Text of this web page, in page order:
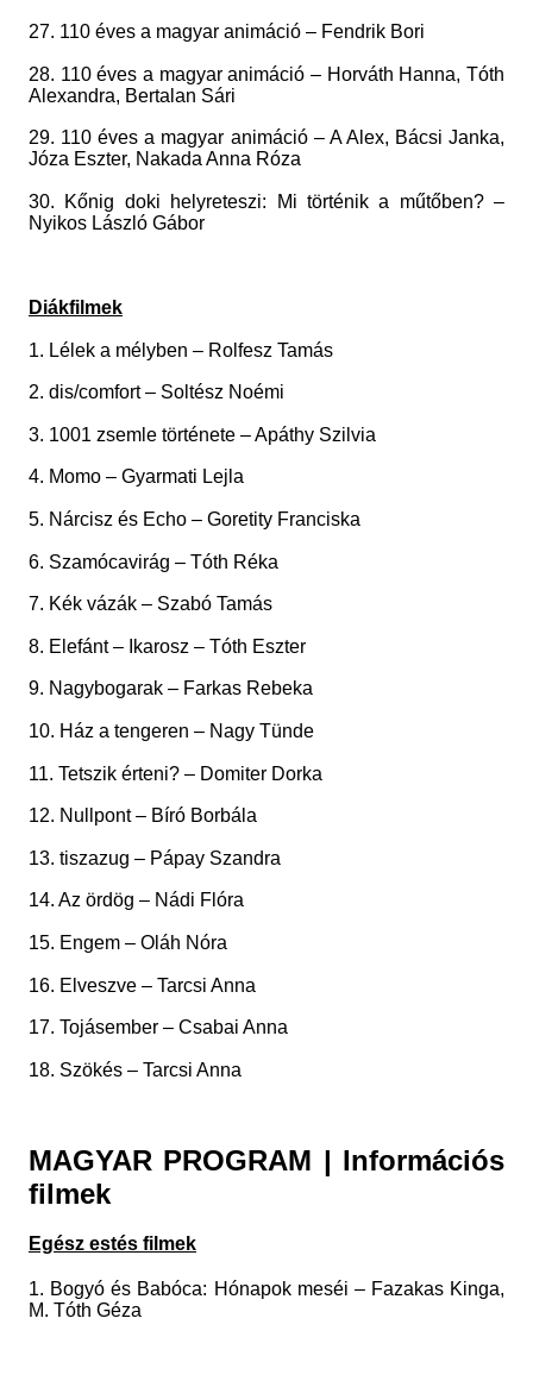
27. 110 éves a magyar animáció – Fendrik Bori
28. 110 éves a magyar animáció – Horváth Hanna, Tóth
Alexandra, Bertalan Sári
29. 110 éves a magyar animáció – A Alex, Bácsi Janka,
Józa Eszter, Nakada Anna Róza
30. Kőnig doki helyreteszi: Mi történik a műtőben? –
Nyikos László Gábor
Diákfilmek
1. Lélek a mélyben – Rolfesz Tamás
2. dis/comfort – Soltész Noémi
3. 1001 zsemle története – Apáthy Szilvia
4. Momo – Gyarmati Lejla
5. Nárcisz és Echo – Goretity Franciska
6. Szamócavirág – Tóth Réka
7. Kék vázák – Szabó Tamás
8. Elefánt – Ikarosz – Tóth Eszter
9. Nagybogarak – Farkas Rebeka
10. Ház a tengeren – Nagy Tünde
11. Tetszik érteni? – Domiter Dorka
12. Nullpont – Bíró Borbála
13. tiszazug – Pápay Szandra
14. Az ördög – Nádi Flóra
15. Engem – Oláh Nóra
16. Elveszve – Tarcsi Anna
17. Tojásember – Csabai Anna
18. Szökés – Tarcsi Anna
MAGYAR PROGRAM | Információs
filmek
Egész estés filmek
1. Bogyó és Babóca: Hónapok meséi – Fazakas Kinga,
M. Tóth Géza